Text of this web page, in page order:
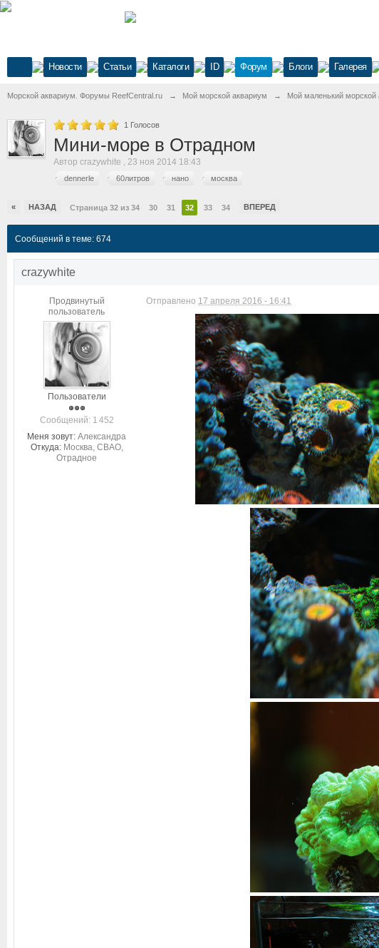
Новости Статьи Каталоги ID Форум Блоги Галерея
Морской аквариум. Форумы ReefCentral.ru → Мой морской аквариум → Мой маленький морской
1 Голосов
Мини-море в Отрадном
Автор crazywhite , 23 ноя 2014 18:43
dennerle 60литров нано москва
« НАЗАД Страница 32 из 34 30 31 32 33 34 ВПЕРЕД
Сообщений в теме: 674
crazywhite
Продвинутый
пользователь
Пользователи
Cообщений: 1 452
Меня зовут: Александра
Откуда: Москва, СВАО,
Отрадное
Отправлено 17 апреля 2016 - 16:41